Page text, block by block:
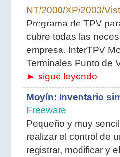
NT/2000/XP/2003/
Programa de TPV
cubre todas las
empresa. InterTPV
Terminales Punto de
► sigue leyendo
Moyín: Inventario
Freeware
Pequeño y muy
realizar el control de
registrar, modificar y